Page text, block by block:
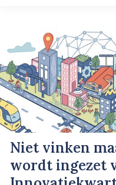
Niet vinken
wordt ingezet